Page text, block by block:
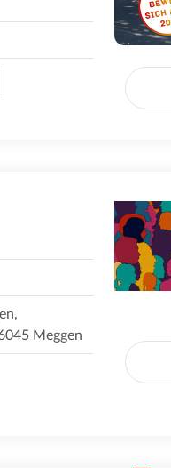
Meggen